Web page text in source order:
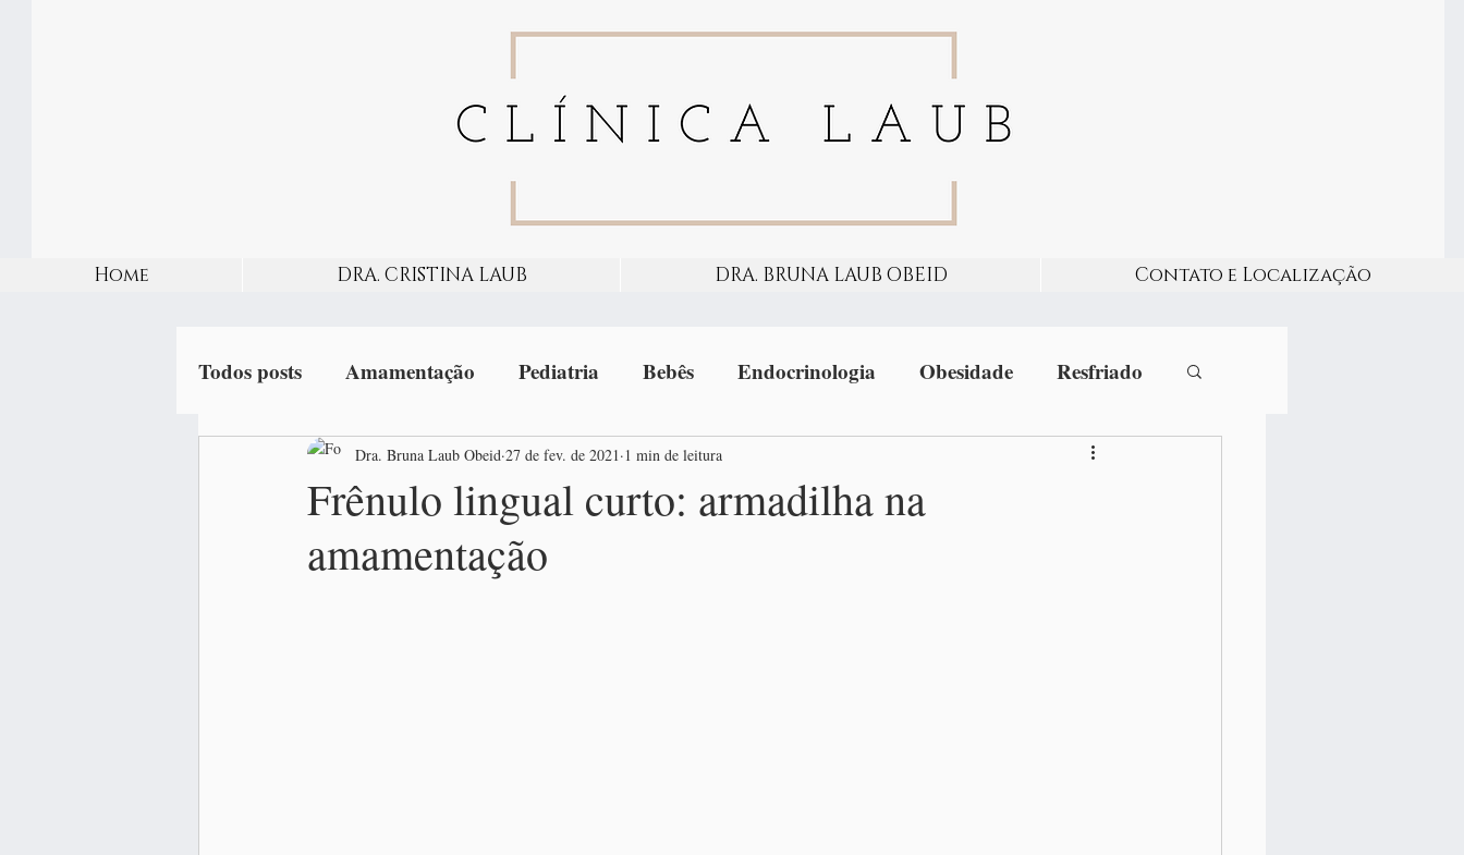
Todos posts Amamentação Pediatria Bebês Endocrinologia Obesidade Resfriado
Frênulo lingual curto: armadilha na
amamentação
Dra. Bruna Laub Obeid 27 de fev. de 2021 1 min de leitura
Home DRA. CRISTINA LAUB DRA. BRUNA LAUB OBEID Contato e Localização